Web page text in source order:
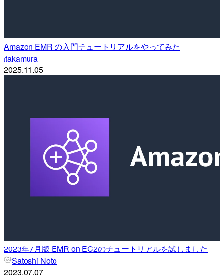
Amazon EMR の入門チュートリアルをやってみた
ttakamura
2025.11.05
2023年7月版 EMR on EC2のチュートリアルを試しました
Satoshi Noto
2023.07.07